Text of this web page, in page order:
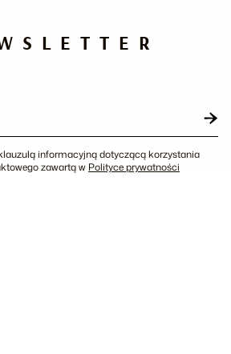
informacyjną dotyczącą korzystania
zawartą w Polityce prywatności